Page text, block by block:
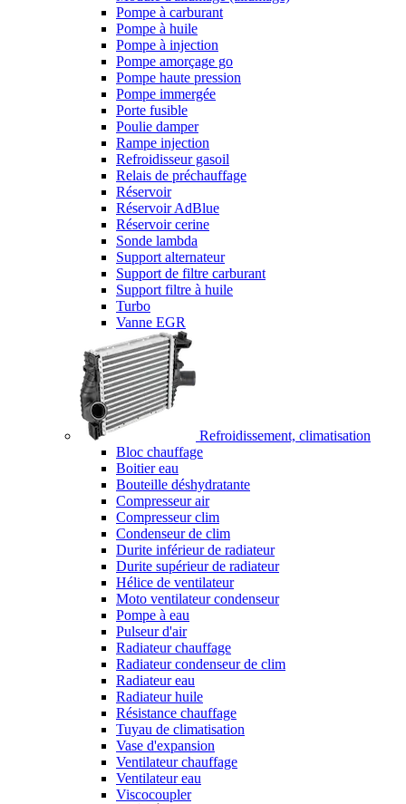
Pompe à carburant
Pompe à huile
Pompe à injection
Pompe amorçage go
Pompe haute pression
Pompe immergée
Porte fusible
Poulie damper
Rampe injection
Refroidisseur gasoil
Relais de préchauffage
Réservoir
Réservoir AdBlue
Réservoir cerine
Sonde lambda
Support alternateur
Support de filtre carburant
Support filtre à huile
Turbo
Vanne EGR
Refroidissement, climatisation
Bloc chauffage
Boitier eau
Bouteille déshydratante
Compresseur air
Compresseur clim
Condenseur de clim
Durite inférieur de radiateur
Durite supérieur de radiateur
Hélice de ventilateur
Moto ventilateur condenseur
Pompe à eau
Pulseur d'air
Radiateur chauffage
Radiateur condenseur de clim
Radiateur eau
Radiateur huile
Résistance chauffage
Tuyau de climatisation
Vase d'expansion
Ventilateur chauffage
Ventilateur eau
Viscocoupler